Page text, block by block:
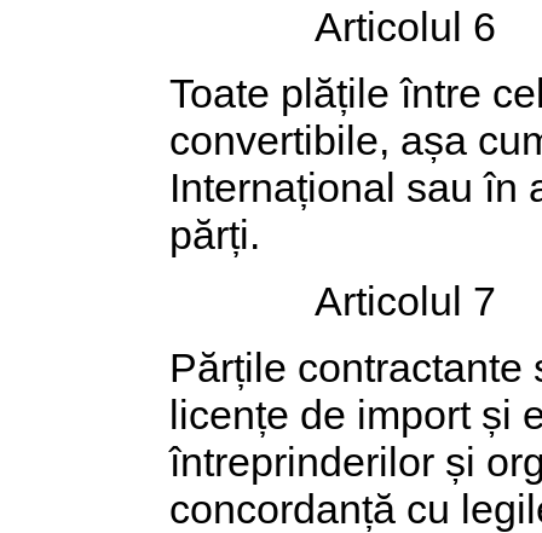
Articolul 6
Toate plățile între
convertibile, așa
Internațional sau în
părți.
Articolul 7
Părțile contractante
licențe de import și
întreprinderilor și
concordanță cu